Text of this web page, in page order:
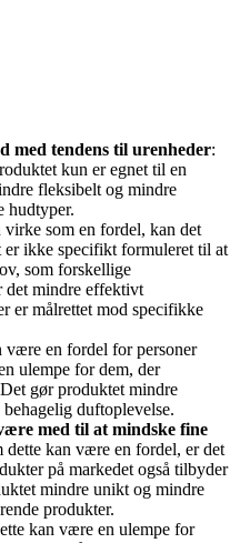
med tendens til urenheder:
kun er egnet til en
fleksibelt og mindre
hudtyper.
virke som en fordel, kan det
ikke specifikt formuleret til at
som forskellige
det mindre effektivt
er målrettet mod specifikke
være en fordel for personer
ulempe for dem, der
gør produktet mindre
duftoplevelse.
med til at mindske fine
dette kan være en fordel, er det
på markedet også tilbyder
mindre unikt og mindre
produkter.
kan være en ulempe for